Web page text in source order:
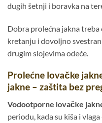
dugih šetnji i boravka na
Dobra prolećna jakna
kretanju i dovoljno
drugim slojevima odeće.
Prolećne lovačke
jakne – zaštita bez
Vodootporne lovačke
periodu, kada su kiša i